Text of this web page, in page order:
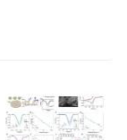
，用于动态分析汗